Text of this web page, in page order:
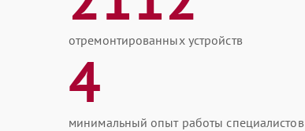
отремонтированных устройств
4
минимальный опыт работы специалистов